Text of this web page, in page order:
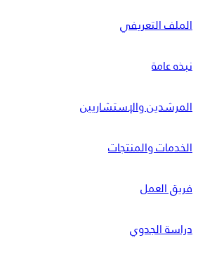
TotalRevenueالملف التعريفي
نبذه عامة
المرشدين والإستشاريين
الخدمات والمنتجات
فريق العمل
دراسة الجدوي